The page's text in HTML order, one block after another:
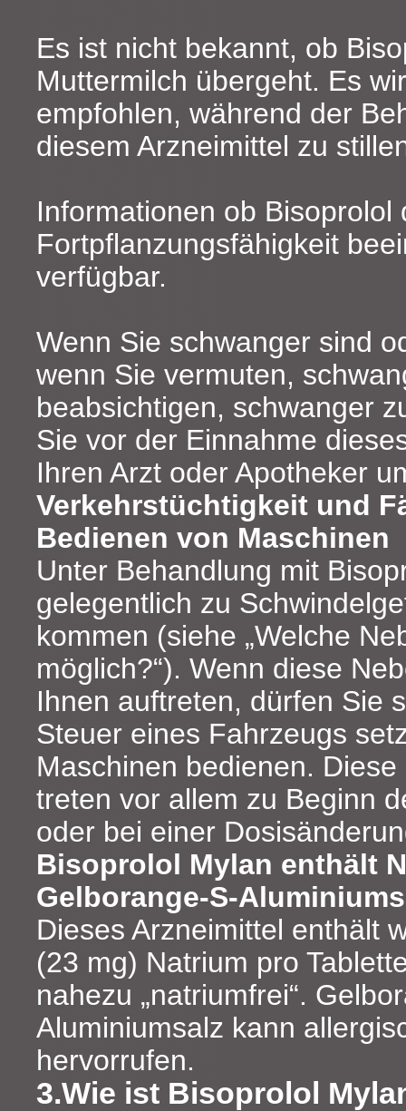
Es ist nicht bekannt, ob
Muttermilch übergeht. Es
empfohlen, während der
diesem Arzneimittel zu
Informationen ob Bisoprolol
Fortpflanzungsfähigkeit
verfügbar.
Wenn Sie schwanger sind
wenn Sie vermuten,
beabsichtigen, schwanger
Sie vor der Einnahme
Ihren Arzt oder Apotheker
Verkehrstüchtigkeit und
Bedienen von Maschinen
Unter Behandlung mit
gelegentlich zu
kommen (siehe „Welche
möglich?“). Wenn diese
Ihnen auftreten, dürfen Sie
Steuer eines Fahrzeugs
Maschinen bedienen.
treten vor allem zu Beginn
oder bei einer
Bisoprolol Mylan enthält
Gelborange-S-
Dieses Arzneimittel enthält
(23 mg) Natrium pro
nahezu „natriumfrei“.
Aluminiumsalz kann
hervorrufen.
3.Wie ist Bisoprolol